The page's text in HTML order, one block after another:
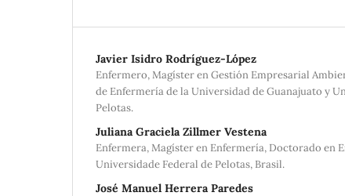
Javier Isidro Rodríguez-López
Enfermero, Magíster en Gestión Empresarial
de Enfermería de la Universidad de Guanajuato y
Pelotas.
Juliana Graciela Zillmer Vestena
Enfermera, Magíster en Enfermería, Doctorado en
Universidade Federal de Pelotas, Brasil.
José Manuel Herrera Paredes